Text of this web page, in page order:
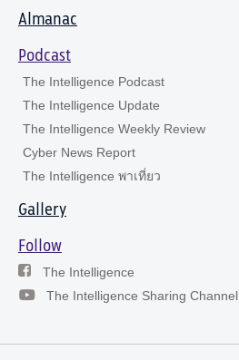
Almanac
Podcast
The Intelligence Podcast
The Intelligence Update
The Intelligence Weekly Review
Cyber News Report
The Intelligence พาเที่ยว
Gallery
Follow
The Intelligence
The Intelligence Sharing Channel